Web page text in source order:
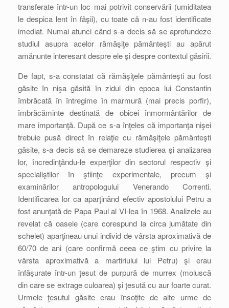
transferate într-un loc mai potrivit conservării (umiditatea
le despica lent în fâşii), cu toate că n-au fost identificate
imediat. Numai atunci când s-a decis să se aprofundeze
studiul asupra acelor rămăşiţe pământeşti au apărut
amănunte interesant despre ele şi despre contextul găsirii.
De fapt, s-a constatat că rămăşiţele pământeşti au fost
găsite în nişa găsită în zidul din epoca lui Constantin
îmbrăcată în întregime în marmură (mai precis porfir),
îmbrăcăminte destinată de obicei înmormântărilor de
mare importanţă. După ce s-a înţeles că importanţa nişei
trebuie pusă direct în relaţie cu rămăşiţele pământeşti
găsite, s-a decis să se demareze studierea şi analizarea
lor, încredinţându-le experţilor din sectorul respectiv şi
specialiştilor în ştiinţe experimentale, precum şi
examinărilor antropologului Venerando Correnti.
Identificarea lor ca aparţinând efectiv apostolului Petru a
fost anunţată de Papa Paul al VI-lea în 1968. Analizele au
revelat că oasele (care corespund la circa jumătate din
schelet) aparţineau unui individ de vârsta aproximativă de
60/70 de ani (care confirmă ceea ce ştim cu privire la
vârsta aproximativă a martiriului lui Petru) şi erau
înfăşurate într-un ţesut de purpură de murrex (moluscă
din care se extrage culoarea) şi ţesută cu aur foarte curat.
Urmele ţesutul găsite erau însoţite de alte urme de